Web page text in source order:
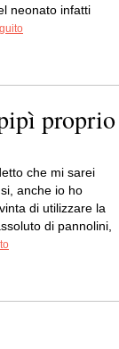
neonato infatti
proprio
che mi sarei
anche io ho
di utilizzare la
di pannolini,